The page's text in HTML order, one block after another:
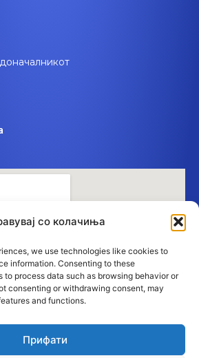
со колачиња
we use technologies like cookies to
information. Consenting to these
process data such as browsing behavior or
consenting or withdrawing consent, may
and functions.
Прифати